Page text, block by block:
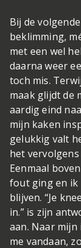
Bij de
beklimming,
met een wel
daarna weer
toch mis.
maak glijdt de
aardig eind
mijn kaken
gelukkig valt
het
Eenmaal
fout ging en ik
blijven. “Je
in.” is zijn
aan. Naar
me vandaan,